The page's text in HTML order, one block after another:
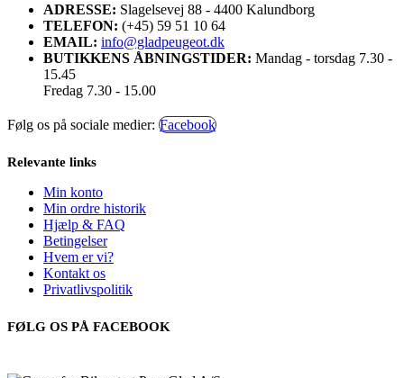
ADRESSE: Slagelsevej 88 - 4400 Kalundborg
TELEFON: (+45) 59 51 10 64
EMAIL: info@gladpeugeot.dk
BUTIKKENS ÅBNINGSTIDER: Mandag - torsdag 7.30 -
15.45
Fredag 7.30 - 15.00
Følg os på sociale medier: Facebook
Relevante links
Min konto
Min ordre historik
Hjælp & FAQ
Betingelser
Hvem er vi?
Kontakt os
Privatlivspolitik
FØLG OS PÅ FACEBOOK